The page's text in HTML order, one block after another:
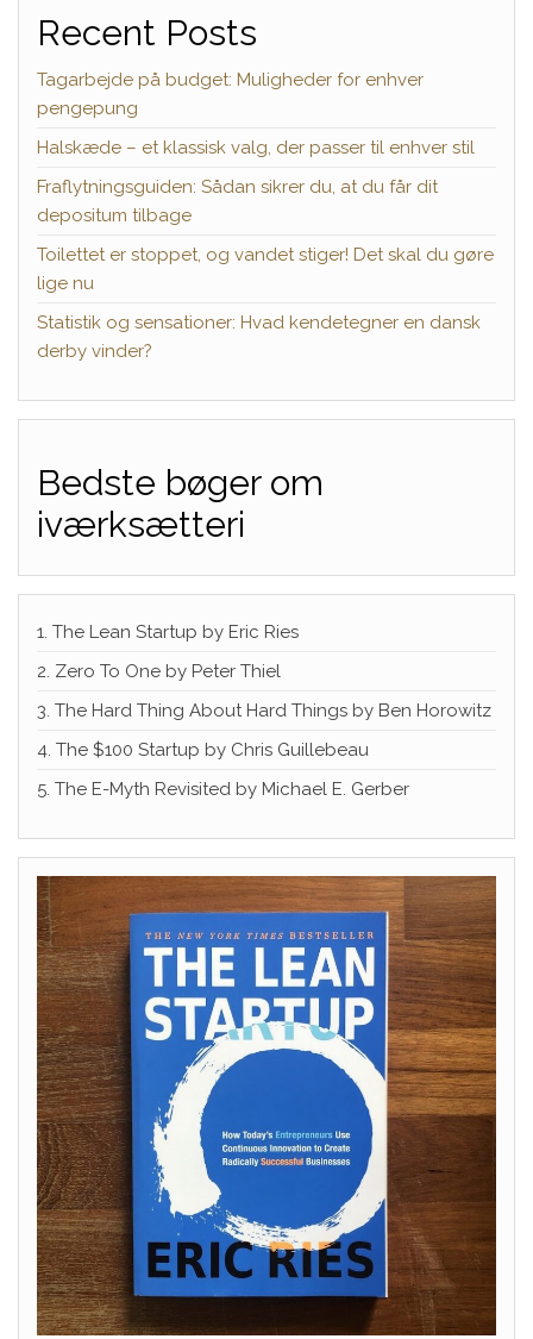
Recent Posts
Tagarbejde på budget: Muligheder for enhver
pengepung
Halskæde – et klassisk valg, der passer til enhver stil
Fraflytningsguiden: Sådan sikrer du, at du får dit
depositum tilbage
Toilettet er stoppet, og vandet stiger! Det skal du gøre
lige nu
Statistik og sensationer: Hvad kendetegner en dansk
derby vinder?
Bedste bøger om
iværksætteri
1. The Lean Startup by Eric Ries
2. Zero To One by Peter Thiel
3. The Hard Thing About Hard Things by Ben Horowitz
4. The $100 Startup by Chris Guillebeau
5. The E-Myth Revisited by Michael E. Gerber